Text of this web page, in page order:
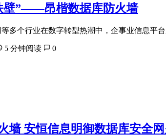
壁”——昂楷数据库防火墙
多个行业在数字转型热潮中，企事业信息
5 分钟阅读 0
墙 安恒信息明御数据库安全